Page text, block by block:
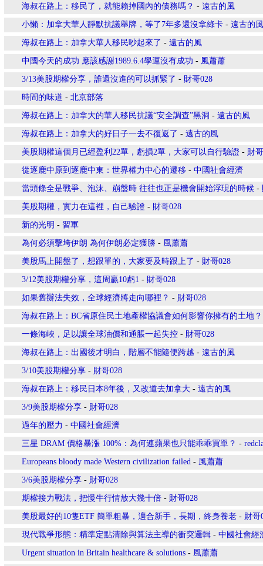
海叔在路上：移民了，就能賴掉國內的債務嗎？ - 遠古的風
小懶：加拿大華人靜默抗議舉牌，等了7年多還沒拿綠卡 - 遠古的風
海叔在路上：加拿大華人移民吵起來了 - 遠古的風
中國今天的成功 應該感謝1989.6.4學運沒有成功 - 風蕭蕭
3/13美股期權分享，誰還沒進的可以抓緊了 - 財哥028
時間的味道 - 北京部落
海叔在路上：加拿大的華人移民抗議“安全調查”黑洞 - 遠古的風
海叔在路上：加拿大的好日子一去不復返了 - 遠古的風
美股期權這個月已經盈利22單，虧損2單，大家可以自行驗證 - 財
從逐鹿中原到逐鹿中東：世界權力中心的遷移 - 中國社會經濟
當頭條全是戰爭、泡沫、崩盤時 往往也正是機會開始浮現的時候 -
美股期權，實力在這裡，自己驗證 - 財哥028
新的光明 - 習軍
為何必須擊垮伊朗 為何伊朗必定獲勝 - 風蕭蕭
美股馬上開盤了，想跟單的，大家要及時跟上了 - 財哥028
3/12美股期權分享，這周贏10虧1 - 財哥028
如果舊辦法失效，全球經濟將走向哪裡？ - 財哥028
海叔在路上：BC省原住民土地產權協議會如何影響你擁有的土地？
一條海峽，足以讓全球油價和通脹一起失控 - 財哥028
海叔在路上：出國後才明白，階層不能隨便跨越 - 遠古的風
3/10美股期權分享 - 財哥028
海叔在路上：移民日本8年後，又改道去加拿大 - 遠古的風
3/9美股期權分享 - 財哥028
過年的壓力 - 中國社會經濟
三星 DRAM 價格暴漲 100%：為何連蘋果也只能乖乖買單？ -
Europeans bloody made Western civilization failed - 風蕭蕭
3/6美股期權分享 - 財哥028
期權接力戰法，把慢牛行情放大幾十倍 - 財哥028
美股最好的10隻ETF 簡單粗暴，適合新手，長期，終身養老 - 財哥
現代戰爭形態：精準定點清除與算法主導的衝突邏輯 - 中國社會經
Urgent situation in Britain healthcare & solutions - 風蕭蕭